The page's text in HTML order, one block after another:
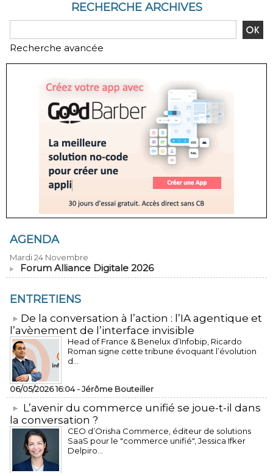
RECHERCHE ARCHIVES
Recherche avancée
AGENDA
Mardi 24 Novembre
Forum Alliance Digitale 2026
ENTRETIENS
​De la conversation à l’action : l’IA agentique et
l’avènement de l’interface invisible
Head of France & Benelux d’Infobip, Ricardo
Roman signe cette tribune évoquant l’évolution
d...
06/05/2026 16:04 -Jérôme Bouteiller
L’avenir du commerce unifié se joue-t-il dans
la conversation ?
CEO d’Orisha Commerce, éditeur de solutions
SaaS pour le "commerce unifié", Jessica Ifker
Delpiro...